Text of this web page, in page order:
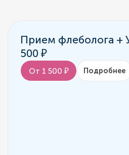
Прием флеболога +
500 ₽
От 1 500 ₽ Подробнее